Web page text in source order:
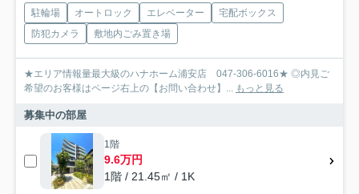
駐輪場 オートロック エレベーター
宅配ボックス
防犯カメラ
敷地内ごみ置き場
★エリア情報量最大級のハナホーム浦安店 047-306-6016★ ◎内見ご
希望のお客様はページ右上の【お問い合わせ】... もっと見る
募集中の部屋
1階
9.6万円
1階 / 21.45㎡ / 1K